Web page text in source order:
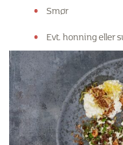
Smør
Evt. honning eller